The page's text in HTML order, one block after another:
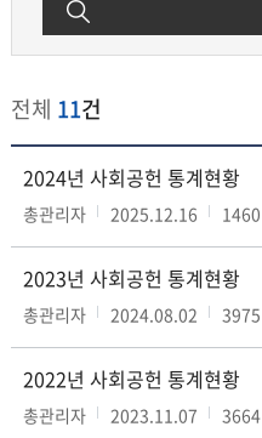
전체 11건
회
공
헌
통
계
현
황
게
시
2024년 사회공헌 통계현황
총관리자 2025.12.16 1460
2023년 사회공헌 통계현황
총관리자 2024.08.02 3975
2022년 사회공헌 통계현황
총관리자 2023.11.07 3664